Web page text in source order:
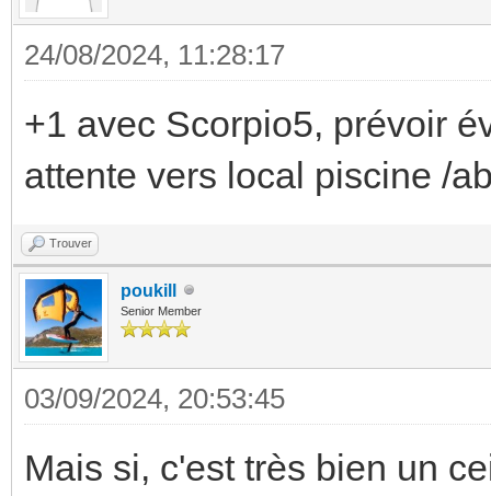
24/08/2024, 11:28:17
+1 avec Scorpio5, prévoir
attente vers local piscine /
Trouver
poukill
Senior Member
03/09/2024, 20:53:45
Mais si, c'est très bien un